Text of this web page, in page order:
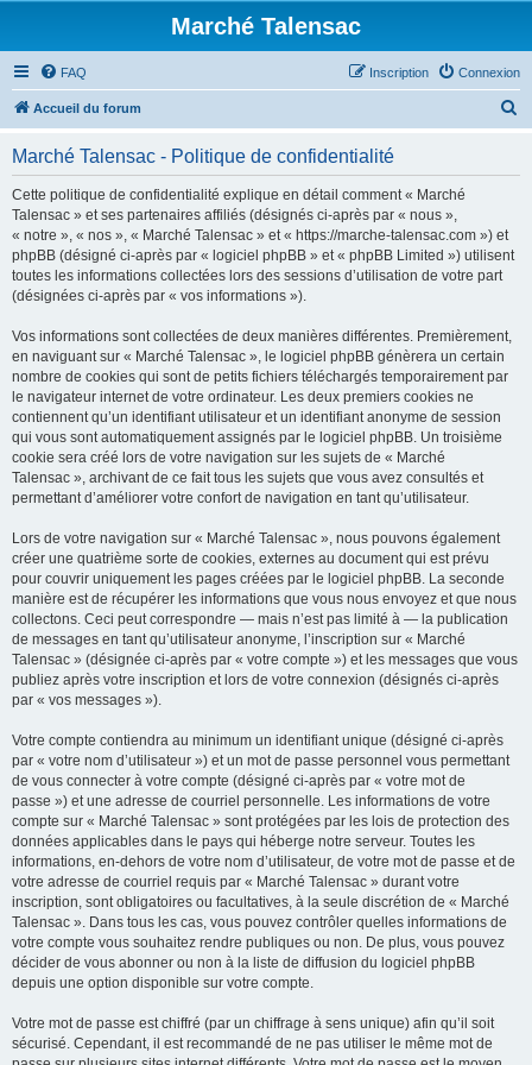
Marché Talensac
FAQ Connexion
Inscription
Accueil du forum
Marché Talensac - Politique de confidentialité
Cette politique de confidentialité explique en détail comment « Marché
Talensac » et ses partenaires affiliés (désignés ci-après par « nous »,
« notre », « nos », « Marché Talensac » et « https://marche-talensac.com ») et
phpBB (désigné ci-après par « logiciel phpBB » et « phpBB Limited ») utilisent
toutes les informations collectées lors des sessions d’utilisation de votre part
(désignées ci-après par « vos informations »).
Vos informations sont collectées de deux manières différentes. Premièrement,
en naviguant sur « Marché Talensac », le logiciel phpBB génèrera un certain
nombre de cookies qui sont de petits fichiers téléchargés temporairement par
le navigateur internet de votre ordinateur. Les deux premiers cookies ne
contiennent qu’un identifiant utilisateur et un identifiant anonyme de session
qui vous sont automatiquement assignés par le logiciel phpBB. Un troisième
cookie sera créé lors de votre navigation sur les sujets de « Marché
Talensac », archivant de ce fait tous les sujets que vous avez consultés et
permettant d’améliorer votre confort de navigation en tant qu’utilisateur.
Lors de votre navigation sur « Marché Talensac », nous pouvons également
créer une quatrième sorte de cookies, externes au document qui est prévu
pour couvrir uniquement les pages créées par le logiciel phpBB. La seconde
manière est de récupérer les informations que vous nous envoyez et que nous
collectons. Ceci peut correspondre — mais n’est pas limité à — la publication
de messages en tant qu’utilisateur anonyme, l’inscription sur « Marché
Talensac » (désignée ci-après par « votre compte ») et les messages que vous
publiez après votre inscription et lors de votre connexion (désignés ci-après
par « vos messages »).
Votre compte contiendra au minimum un identifiant unique (désigné ci-après
par « votre nom d’utilisateur ») et un mot de passe personnel vous permettant
de vous connecter à votre compte (désigné ci-après par « votre mot de
passe ») et une adresse de courriel personnelle. Les informations de votre
compte sur « Marché Talensac » sont protégées par les lois de protection des
données applicables dans le pays qui héberge notre serveur. Toutes les
informations, en-dehors de votre nom d’utilisateur, de votre mot de passe et de
votre adresse de courriel requis par « Marché Talensac » durant votre
inscription, sont obligatoires ou facultatives, à la seule discrétion de « Marché
Talensac ». Dans tous les cas, vous pouvez contrôler quelles informations de
votre compte vous souhaitez rendre publiques ou non. De plus, vous pouvez
décider de vous abonner ou non à la liste de diffusion du logiciel phpBB
depuis une option disponible sur votre compte.
Votre mot de passe est chiffré (par un chiffrage à sens unique) afin qu’il soit
sécurisé. Cependant, il est recommandé de ne pas utiliser le même mot de